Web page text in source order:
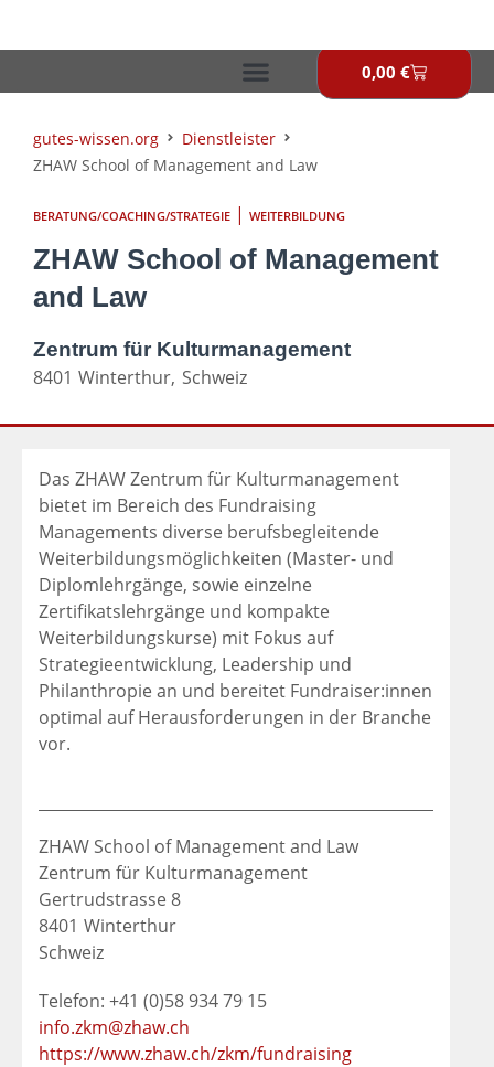
0,00 €
gutes-wissen.org
Dienstleister
ZHAW School of Management and Law
BERATUNG/COACHING/STRATEGIE | WEITERBILDUNG
ZHAW School of Management
and Law
Zentrum für Kulturmanagement
8401 Winterthur, Schweiz
Das ZHAW Zentrum für Kulturmanagement
bietet im Bereich des Fundraising
Managements diverse berufsbegleitende
Weiterbildungsmöglichkeiten (Master- und
Diplomlehrgänge, sowie einzelne
Zertifikatslehrgänge und kompakte
Weiterbildungskurse) mit Fokus auf
Strategieentwicklung, Leadership und
Philanthropie an und bereitet Fundraiser:innen
optimal auf Herausforderungen in der Branche
vor.
ZHAW School of Management and Law
Zentrum für Kulturmanagement
Gertrudstrasse 8
8401 Winterthur
Schweiz
Telefon: +41 (0)58 934 79 15
info.zkm@zhaw.ch
https://www.zhaw.ch/zkm/fundraising